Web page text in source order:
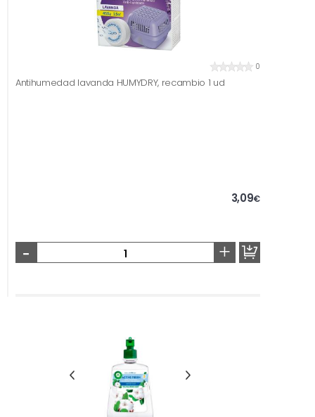
0
Antihumedad lavanda HUMYDRY, recambio 1 ud
3,09€
- +